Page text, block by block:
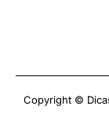
Copyright ©